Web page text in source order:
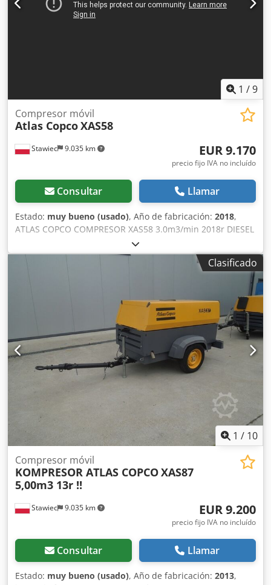
1 /9
Stawiec 9.035 km
Compresor móvil
Atlas CopcoXAS58
EUR 9.170
precio fijo IVA no incluído
Consultar Llamar
Estado: muy bueno (usado), Año de fabricación: 2018,
ATLAS COPCO COMPRESOR XAS58 3.0m3/min 2018r DIESEL
compresor ATLAS COPCO XAS 58 máquina después del
servicio Datos técnicos: capacidad 3.00 m3/min; presión de
trabajo 7 Bar; año de fabricación 2018; Motor KUBOTA
48585 zł A continuación se muestra un enlace a un vídeo
que muestra cómo funciona la máquina
Clasificado
1 / 10
Stawiec 9.035 km
Compresor móvil
KOMPRESOR ATLAS COPCOXAS87
5,00m3 13r !!
EUR 9.200
precio fijo IVA no incluído
Consultar Llamar
Estado: muy bueno (usado), Año de fabricación: 2013,